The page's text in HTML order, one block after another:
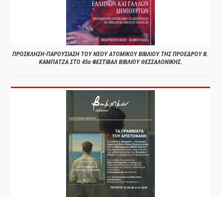
ΠΡΟΣΚΛΗΣΗ-ΠΑΡΟΥΣΙΑΣΗ ΤΟΥ ΝΕΟΥ ΑΤΟΜΙΚΟΥ ΒΙΒΛΙΟΥ ΤΗΣ ΠΡΟΕΔΡΟΥ Β.
ΚΑΜΠΑΤΖΑ ΣΤΟ 45ο ΦΕΣΤΙΒΑΛ ΒΙΒΛΙΟΥ ΘΕΣΣΑΛΟΝΙΚΗΣ.